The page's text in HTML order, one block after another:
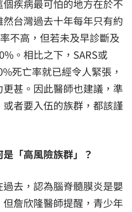
疾病最可怕的地方在於不
台灣過去十年每年只有約
不高，但若未及早診斷及
。相比之下，SARS或
死亡率就已經令人緊張，
甚。因此醫師也建議，準
者要入伍的族群，都該謹
「高風險族群」？
去，認為腦脊髓膜炎是嬰
詹欣隆醫師提醒，青少年